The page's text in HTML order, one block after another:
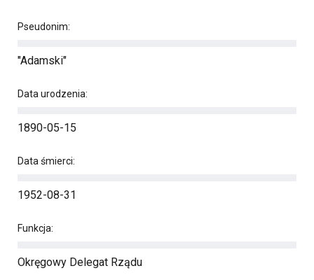
Pseudonim:
"Adamski"
Data urodzenia:
1890-05-15
Data śmierci:
1952-08-31
Funkcja:
Okręgowy Delegat Rządu